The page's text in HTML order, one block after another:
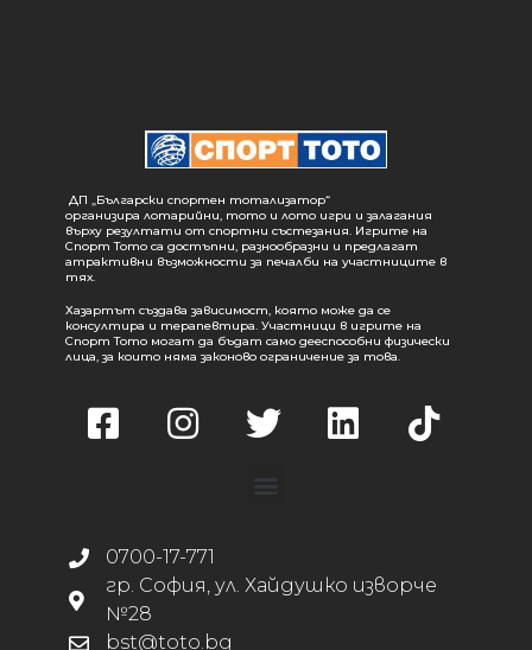
ДП „Български спортен тотализатор“
организира лотарийни, тото и лото игри и залагания
върху резултати от спортни състезания. Игрите на
Спорт Тото са достъпни, разнообразни и предлагат
атрактивни възможности за печалби на участниците в
тях.
Хазартът създава зависимост, която може да се
консултира и терапевтира. Участници в игрите на
Спорт Тото могат да бъдат само дееспособни физически
лица, за които няма законово ограничение за това.
0700-17-771
гр. София, ул. Хайдушко изворче
№28
bst@toto.bg